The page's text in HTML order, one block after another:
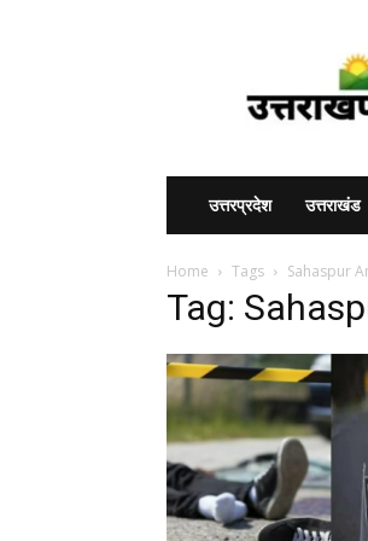
उत्तरप्रदेश उत्तराखंड
Home Tags Sahaspur
Tag: